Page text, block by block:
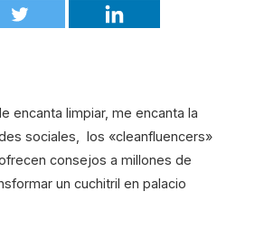
encanta limpiar, me encanta la
sociales, los «cleanfluencers»
consejos a millones de
un cuchitril en palacio